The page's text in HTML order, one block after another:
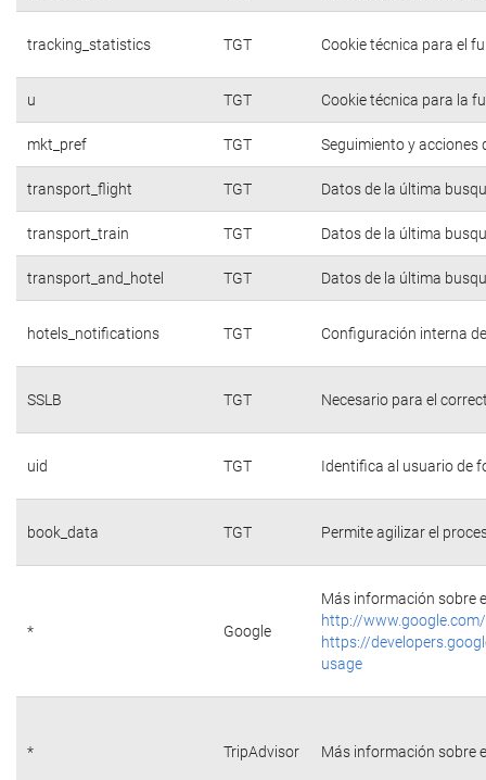
tracking_statistics TGT Cookie técnica para el
u TGT Cookie técnica para la
mkt_pref TGT Seguimiento y acciones
transport_flight TGT Datos de la última
transport_train TGT Datos de la última
transport_and_hotel TGT Datos de la última
hotels_notifications TGT Configuración interna
SSLB TGT Necesario para el
uid TGT Identifica al usuario de
book_data TGT Permite agilizar el
* Google
Más información sobre
http://
https://
usage
* TripAdvisor Más información sobre